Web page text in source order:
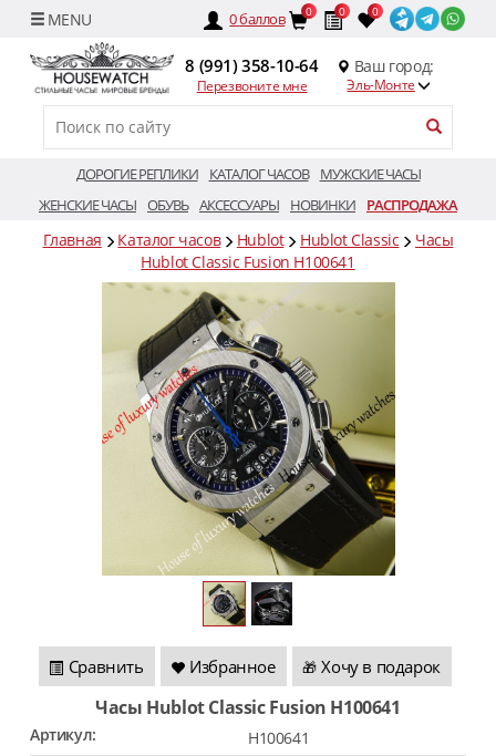
0баллов 0 0 0
8 (991) 358-10-64
Перезвоните мне
Ваш город:
Эль-Монте
ДОРОГИЕ РЕПЛИКИ КАТАЛОГ ЧАСОВ
МУЖСКИЕ ЧАСЫ
ЖЕНСКИЕ ЧАСЫ ОБУВЬ АКСЕССУАРЫ НОВИНКИ РАСПРОДАЖА
Главная Каталог часов Hublot Hublot Classic
Часы
Hublot Classic Fusion H100641
Сравнить Избранное 🎁 Хочу в подарок
Часы Hublot Classic Fusion H100641
Артикул:
H100641